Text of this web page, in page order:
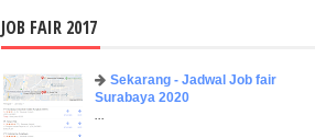
JOB FAIR 2017
Sekarang - Jadwal Job fair
Surabaya 2020
...